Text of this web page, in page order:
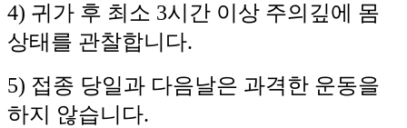
4) 귀가 후 최소 3시간 이상 주의깊에 몸
상태를 관찰합니다.
5) 접종 당일과 다음날은 과격한 운동을
하지 않습니다.